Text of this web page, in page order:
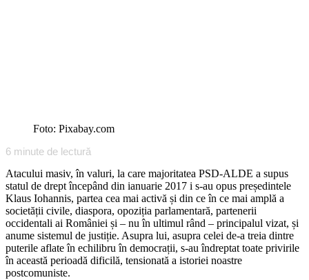
Foto: Pixabay.com
6 minute de lectură
Atacului masiv, în valuri, la care majoritatea PSD-ALDE a supus
statul de drept începând din ianuarie 2017 i s-au opus președintele
Klaus Iohannis, partea cea mai activă și din ce în ce mai amplă a
societății civile, diaspora, opoziția parlamentară, partenerii
occidentali ai României și – nu în ultimul rând – principalul vizat, și
anume sistemul de justiție. Asupra lui, asupra celei de-a treia dintre
puterile aflate în echilibru în democrații, s-au îndreptat toate privirile
în această perioadă dificilă, tensionată a istoriei noastre
postcomuniste.